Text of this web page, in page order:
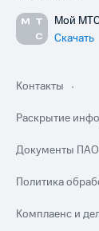
Мой
Скачать
Контакты
Раскрытие
Документы
Политика
Комплаенс и